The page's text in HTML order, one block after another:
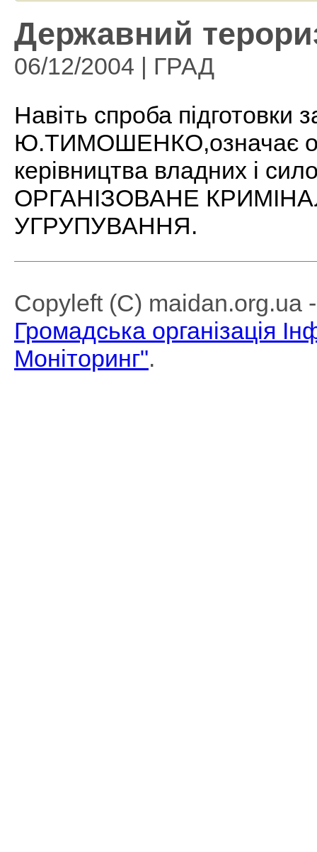
Державний
06/12/2004 | ГРАД
Навіть спроба підготовки
Ю.ТИМОШЕНКО,означає
керівництва владних і
ОРГАНІЗОВАНЕ
УГРУПУВАННЯ.
Copyleft (C) maidan.org.ua
Громадська організація
Моніторинг".